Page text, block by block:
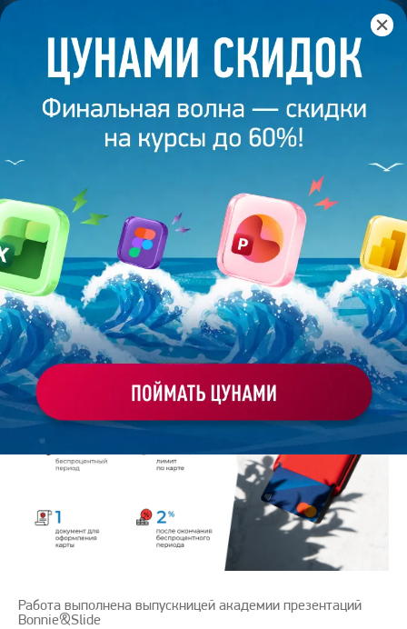
Главная /Банк слайдов / Презентация 311 – Валерия
ПРЕЗЕНТАЦИЯ 311 - ВАЛЕРИЯ
ФАДЕЕВА
Моё избранное
Работа
студента
ХОЧУ ЗАКАЗАТЬ ТАКУЮ ПРЕЗЕНТАЦИЮ
Работа выполнена выпускницей академии презентаций
Bonnie&Slide